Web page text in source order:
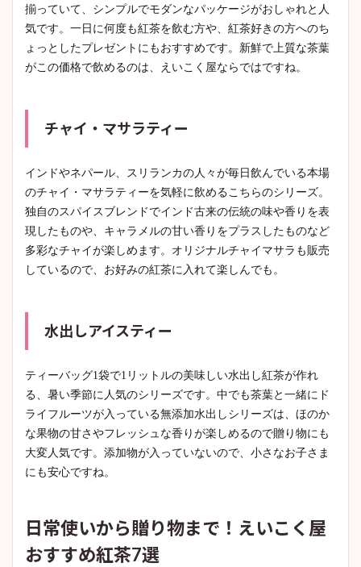
揃っていて、シンプルでモダンなパッケージがおしゃれと人
気です。一日に何度も紅茶を飲む方や、紅茶好きの方へのち
ょっとしたプレゼントにもおすすめです。新鮮で上質な茶葉
がこの価格で飲めるのは、えいこく屋ならではですね。
チャイ・マサラティー
インドやネパール、スリランカの人々が毎日飲んでいる本場
のチャイ・マサラティーを気軽に飲めるこちらのシリーズ。
独自のスパイスブレンドでインド古来の伝統の味や香りを表
現したものや、キャラメルの甘い香りをプラスしたものなど
多彩なチャイが楽しめます。オリジナルチャイマサラも販売
しているので、お好みの紅茶に入れて楽しんでも。
水出しアイスティー
ティーバッグ1袋で1リットルの美味しい水出し紅茶が作れ
る、暑い季節に人気のシリーズです。中でも茶葉と一緒にド
ライフルーツが入っている無添加水出しシリーズは、ほのか
な果物の甘さやフレッシュな香りが楽しめるので贈り物にも
大変人気です。添加物が入っていないので、小さなお子さま
にも安心ですね。
日常使いから贈り物まで！えいこく屋
おすすめ紅茶7選